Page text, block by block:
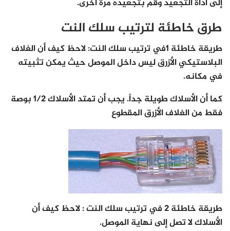
إلى أداة التجعيد وقم بتجعيده مرة أخرى.
طرق خاطئة لترتيب سلك النت
طريقة خاطئة 1في ترتيب سلك النت: لاحظ كيف أن الغلاف
البلاستيكي الأزرق ليس داخل الموصل حيث يمكن تثبيته
في مكانه.
كما أن الأسلاك طويلة جداً. يجب أن تمتد الأسلاك 1/2 بوصة
فقط من الغلاف الأزرق المقطوع
طريقة خاطئة 2 في ترتيب سلك النت : لاحظ كيف أن
الأسلاك لا تصل إلى نهاية الموصل.